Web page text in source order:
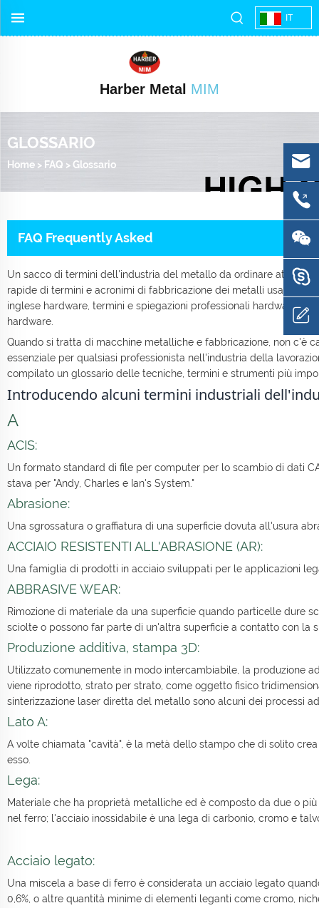
IT
Harber Metal MIM
GLOSSARIO
Home > FAQ > Glossario
FAQ Frequently Asked
Un sacco di termini dell'industria del metallo da ordinare
rapide di termini e acronimi di fabbricazione dei metalli usati
inglese hardware, termini e spiegazioni professionali hardware,
hardware.
Quando si tratta di macchine metalliche e fabbricazione, non c'è
essenziale per qualsiasi professionista nell'industria della
compilato un glossario delle tecniche, termini e strumenti più
Introducendo alcuni termini industriali
A
ACIS:
Un formato standard di file per computer per lo scambio di dati
stava per "Andy, Charles e Ian's System."
Abrasione:
Una sgrossatura o graffiatura di una superficie dovuta all'usura
ACCIAIO RESISTENTI ALL'ABRASIONE (AR):
Una famiglia di prodotti in acciaio sviluppati per le applicazioni
ABBRASIVE WEAR:
Rimozione di materiale da una superficie quando particelle dure
sciolte o possono far parte di un'altra superficie a contatto con la
Produzione additiva, stampa 3D:
Utilizzato comunemente in modo intercambiabile, la produzione
viene riprodotto, strato per strato, come oggetto fisico
sinterizzazione laser diretta del metallo sono alcuni dei processi
Lato A:
A volte chiamata "cavità", è la metà dello stampo che di solito
esso.
Lega:
Materiale che ha proprietà metalliche ed è composto da due o
nel ferro; l'acciaio inossidabile è una lega di carbonio, cromo e
Acciaio legato:
Una miscela a base di ferro è considerata un acciaio legato
0,6%, o altre quantità minime di elementi leganti come cromo,